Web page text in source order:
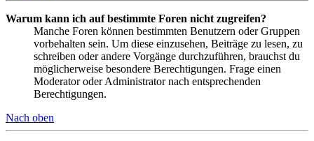
Warum kann ich auf bestimmte Foren nicht zugreifen?
Manche Foren können bestimmten Benutzern oder Gruppen
vorbehalten sein. Um diese einzusehen, Beiträge zu lesen, zu
schreiben oder andere Vorgänge durchzuführen, brauchst du
möglicherweise besondere Berechtigungen. Frage einen
Moderator oder Administrator nach entsprechenden
Berechtigungen.
Nach oben